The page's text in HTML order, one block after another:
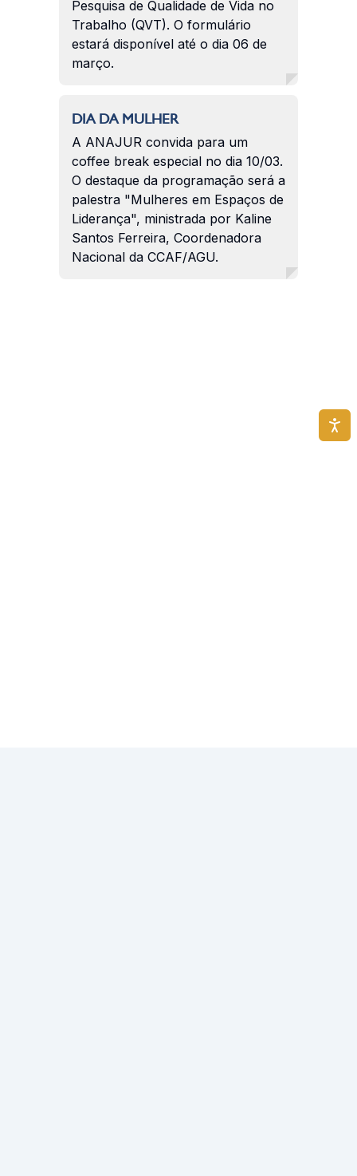
Pesquisa de Qualidade de Vida no
Trabalho (QVT). O formulário
estará disponível até o dia 06 de
março.
DIA DA MULHER
A ANAJUR convida para um
coffee break especial no dia 10/03.
O destaque da programação será a
palestra "Mulheres em Espaços de
Liderança", ministrada por Kaline
Santos Ferreira, Coordenadora
Nacional da CCAF/AGU.